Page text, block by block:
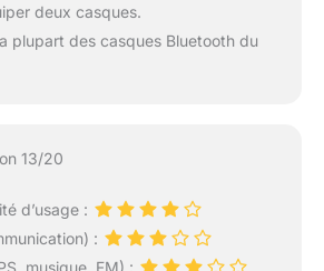
deux casques.
plupart des casques Bluetooth du
13/20
d’usage :
:
musique, FM) :